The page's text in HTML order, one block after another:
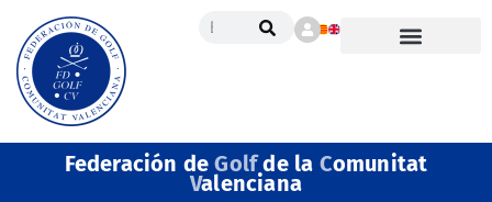
Federación deGolfde la Comunitat
Valenciana